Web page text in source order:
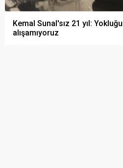
Kemal Sunal'sız 21 yıl:
alışamıyoruz